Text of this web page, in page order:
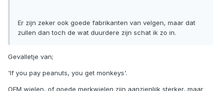
Er zijn zeker ook goede fabrikanten van velgen, maar dat
zullen dan toch de wat duurdere zijn schat ik zo in.
Gevalletje van;
'If you pay peanuts, you get monkeys'.
OEM wielen, of goede merkwielen zijn aanzienlijk sterker, maar